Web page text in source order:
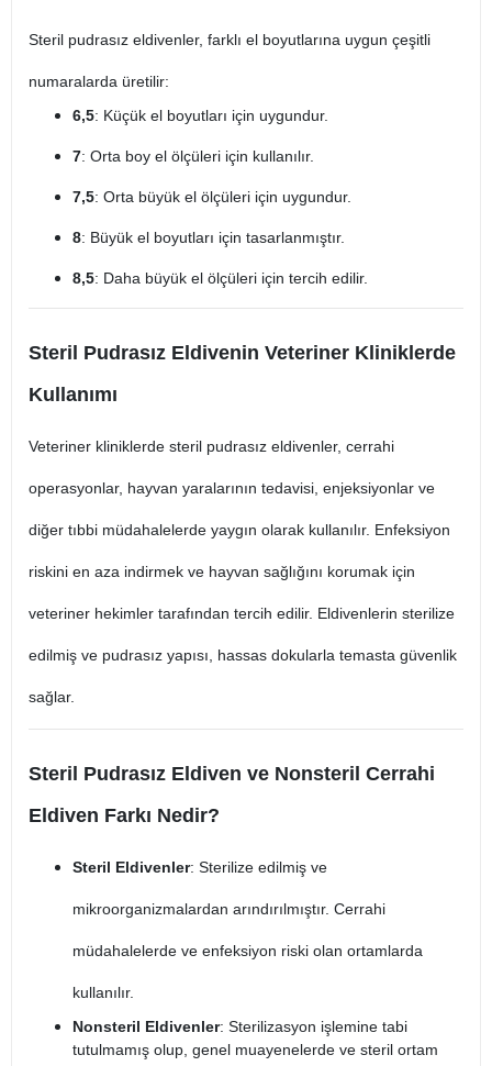
Steril pudrasız eldivenler, farklı el boyutlarına uygun çeşitli
numaralarda üretilir:
6,5: Küçük el boyutları için uygundur.
7: Orta boy el ölçüleri için kullanılır.
7,5: Orta büyük el ölçüleri için uygundur.
8: Büyük el boyutları için tasarlanmıştır.
8,5: Daha büyük el ölçüleri için tercih edilir.
Steril Pudrasız Eldivenin Veteriner Kliniklerde
Kullanımı
Veteriner kliniklerde steril pudrasız eldivenler, cerrahi
operasyonlar, hayvan yaralarının tedavisi, enjeksiyonlar ve
diğer tıbbi müdahalelerde yaygın olarak kullanılır. Enfeksiyon
riskini en aza indirmek ve hayvan sağlığını korumak için
veteriner hekimler tarafından tercih edilir. Eldivenlerin sterilize
edilmiş ve pudrasız yapısı, hassas dokularla temasta güvenlik
sağlar.
Steril Pudrasız Eldiven ve Nonsteril Cerrahi
Eldiven Farkı Nedir?
Steril Eldivenler: Sterilize edilmiş ve
mikroorganizmalardan arındırılmıştır. Cerrahi
müdahalelerde ve enfeksiyon riski olan ortamlarda
kullanılır.
Nonsteril Eldivenler: Sterilizasyon işlemine tabi
tutulmamış olup, genel muayenelerde ve steril ortam